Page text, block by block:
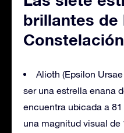
brillantes de
Alioth (Epsilon
ser una estrella enana
encuentra ubicada a
una magnitud visual de